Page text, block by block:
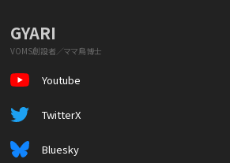
GYARI
VOMS創設者／ママ鳥博士
Youtube
TwitterX
Bluesky